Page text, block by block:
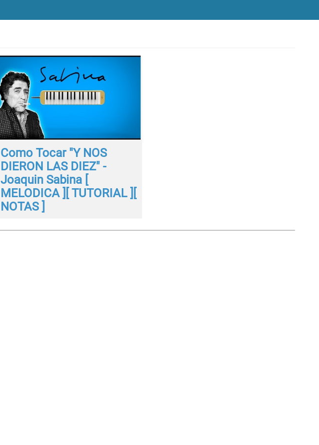
Como Tocar "Y NOS
DIERON LAS DIEZ" -
Joaquin Sabina [
MELODICA ][ TUTORIAL ][
NOTAS ]